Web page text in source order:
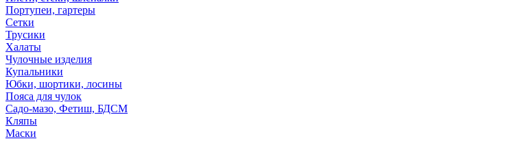
Портупеи, гартеры
Сетки
Трусики
Халаты
Чулочные изделия
Купальники
Юбки, шортики, лосины
Пояса для чулок
Садо-мазо, Фетиш, БДСМ
Кляпы
Маски